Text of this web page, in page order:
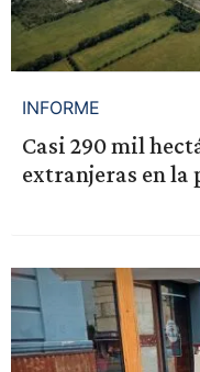
INFORME
Casi 290 mil
extranjeras en la